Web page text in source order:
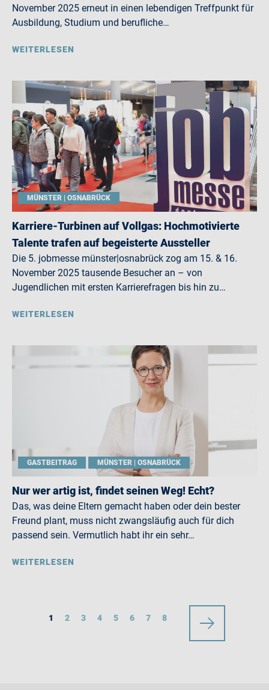
November 2025 erneut in einen lebendigen Treffpunkt für
Ausbildung, Studium und berufliche…
WEITERLESEN
MÜNSTER | OSNABRÜCK
Karriere-Turbinen auf Vollgas: Hochmotivierte
Talente trafen auf begeisterte Aussteller
Die 5. jobmesse münster|osnabrück zog am 15. & 16.
November 2025 tausende Besucher an – von
Jugendlichen mit ersten Karrierefragen bis hin zu…
WEITERLESEN
GASTBEITRAG MÜNSTER | OSNABRÜCK
Nur wer artig ist, findet seinen Weg! Echt?
Das, was deine Eltern gemacht haben oder dein bester
Freund plant, muss nicht zwangsläufig auch für dich
passend sein. Vermutlich habt ihr ein sehr…
WEITERLESEN
1 2 3 4 5 6 7 8